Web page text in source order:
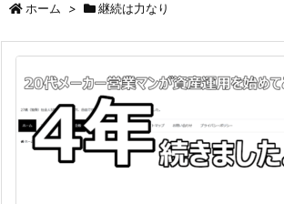
ホーム > 継続は力なり